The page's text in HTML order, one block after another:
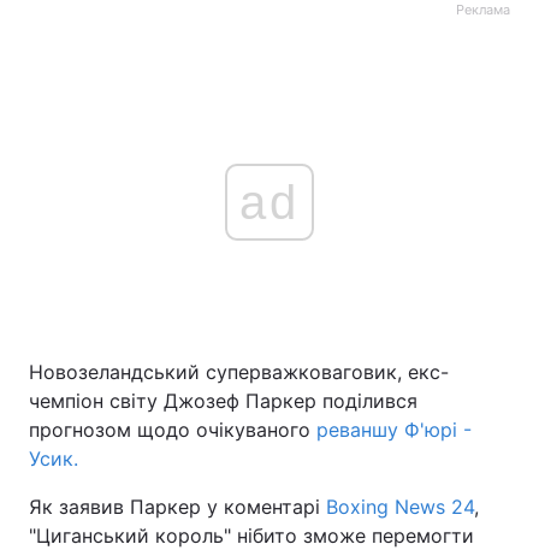
Головна Війна
Україна Політика
Спорт Наука
Реклама
ad
Новозеландський суперважковаговик, екс-
чемпіон світу Джозеф Паркер поділився
прогнозом щодо очікуваного реваншу Ф'юрі -
Усик.
Як заявив Паркер у коментарі Boxing News 24,
"Циганський король" нібито зможе перемогти